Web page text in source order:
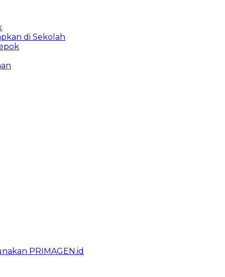
di Sekolah
PRIMAGEN.id